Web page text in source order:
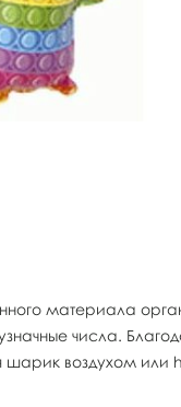
материала
числа.
шарик